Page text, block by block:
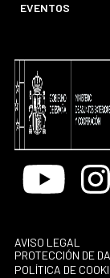
EVENTOS
Youtube
AVISO LEGAL
PROTECCIÓN DE
POLÍTICA DE